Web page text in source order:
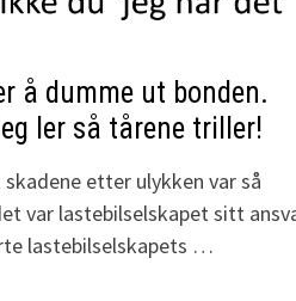
å dumme ut bonden.
ler så tårene triller!
etter ulykken var så
var lastebilselskapet sitt
lastebilselskapets …